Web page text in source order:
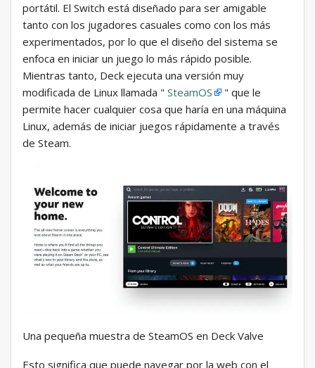
portátil. El Switch está diseñado para ser amigable
tanto con los jugadores casuales como con los más
experimentados, por lo que el diseño del sistema se
enfoca en iniciar un juego lo más rápido posible.
Mientras tanto, Deck ejecuta una versión muy
modificada de Linux llamada " SteamOS
" que le
permite hacer cualquier cosa que haría en una máquina
Linux, además de iniciar juegos rápidamente a través
de Steam.
Una pequeña muestra de SteamOS en Deck Valve
Esto significa que puede navegar por la web con el